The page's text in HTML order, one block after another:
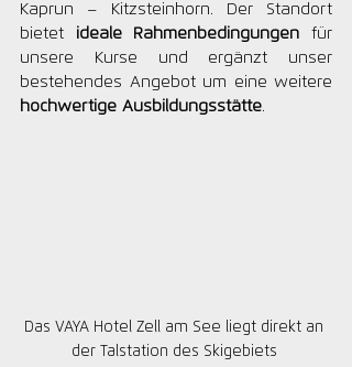
Kaprun – Kitzsteinhorn. Der Standort
bietet ideale Rahmenbedingungen für
unsere Kurse und ergänzt unser
hochwertige Ausbildungsstätte.
Das VAYA Hotel Zell am See liegt direkt an
der Talstation des Skigebiets